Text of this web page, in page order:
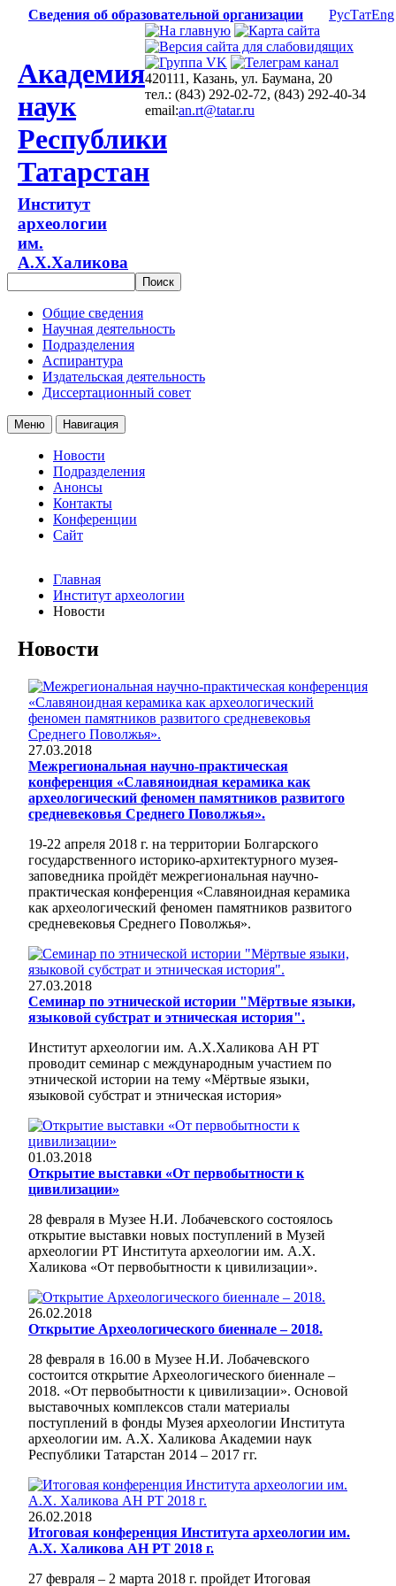
Сведения об образовательной организации РусТатEng
Академия
наук
Республики
Татарстан
Институт
археологии
им.
А.Х.Халикова
420111, Казань, ул. Баумана, 20
тел.: (843) 292-02-72, (843) 292-40-34
email:an.rt@tatar.ru
Общие сведения
Научная деятельность
Подразделения
Аспирантура
Издательская деятельность
Диссертационный совет
Меню Навигация
Новости
Подразделения
Анонсы
Контакты
Конференции
Сайт
Главная
Институт археологии
Новости
Новости
27.03.2018
Межрегиональная научно-практическая
конференция «Славяноидная керамика как
археологический феномен памятников развитого
средневековья Среднего Поволжья».
19-22 апреля 2018 г. на территории Болгарского
государственного историко-архитектурного музея-
заповедника пройдёт межрегиональная научно-
практическая конференция «Славяноидная керамика
как археологический феномен памятников развитого
средневековья Среднего Поволжья».
27.03.2018
Семинар по этнической истории "Мёртвые языки,
языковой субстрат и этническая история".
Институт археологии им. А.Х.Халикова АН РТ
проводит семинар с международным участием по
этнической истории на тему «Мёртвые языки,
языковой субстрат и этническая история»
01.03.2018
Открытие выставки «От первобытности к
цивилизации»
28 февраля в Музее Н.И. Лобачевского состоялось
открытие выставки новых поступлений в Музей
археологии РТ Института археологии им. А.Х.
Халикова «От первобытности к цивилизации».
26.02.2018
Открытие Археологического биеннале – 2018.
28 февраля в 16.00 в Музее Н.И. Лобачевского
состоится открытие Археологического биеннале –
2018. «От первобытности к цивилизации». Основой
выставочных комплексов стали материалы
поступлений в фонды Музея археологии Института
археологии им. А.Х. Халикова Академии наук
Республики Татарстан 2014 – 2017 гг.
26.02.2018
Итоговая конференция Института археологии им.
А.Х. Халикова АН РТ 2018 г.
27 февраля – 2 марта 2018 г. пройдет Итоговая